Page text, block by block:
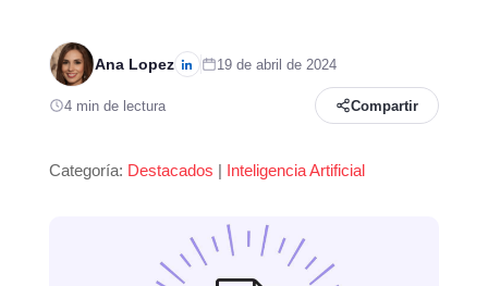
Ana Lopez 19 de abril de 2024
4 min de lectura Compartir
Categoría: Destacados | Inteligencia Artificial